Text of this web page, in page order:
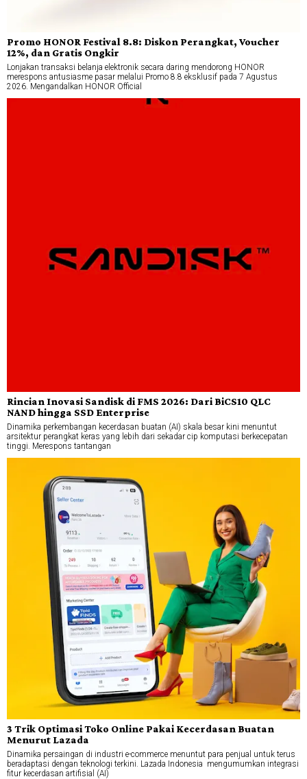
Promo HONOR Festival 8.8: Diskon Perangkat, Voucher
12%, dan Gratis Ongkir
Lonjakan transaksi belanja elektronik secara daring mendorong HONOR
merespons antusiasme pasar melalui Promo 8.8 eksklusif pada 7 Agustus
2026. Mengandalkan HONOR Official
Rincian Inovasi Sandisk di FMS 2026: Dari BiCS10 QLC
NAND hingga SSD Enterprise
Dinamika perkembangan kecerdasan buatan (AI) skala besar kini menuntut
arsitektur perangkat keras yang lebih dari sekadar cip komputasi berkecepatan
tinggi. Merespons tantangan
3 Trik Optimasi Toko Online Pakai Kecerdasan Buatan
Menurut Lazada
Dinamika persaingan di industri e-commerce menuntut para penjual untuk terus
beradaptasi dengan teknologi terkini. Lazada Indonesia mengumumkan integrasi
fitur kecerdasan artifisial (AI)